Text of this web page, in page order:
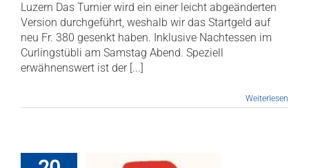
Luzern Das Turnier wird ein einer leicht abgeänderten
Version durchgeführt, weshalb wir das Startgeld auf
neu Fr. 380 gesenkt haben. Inklusive Nachtessen im
Curlingstübli am Samstag Abend. Speziell
erwähnenswert ist der [...]
Weiterlesen